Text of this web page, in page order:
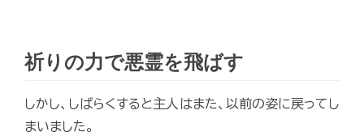
祈りの力で悪霊を飛ばす
しかし、しばらくすると主人はまた、以前の姿に戻ってし
まいました。